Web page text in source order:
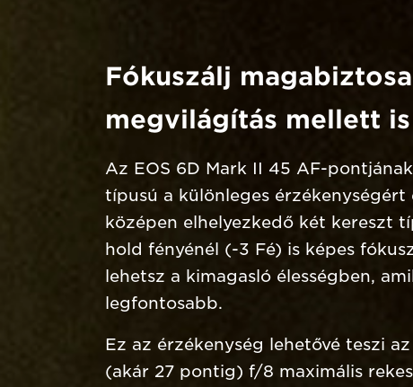
Fókuszálj
megvilágítás mellett is
Az EOS 6D Mark II 45 AF-
típusú a különleges érzékenységért
középen elhelyezkedő két kereszt
hold fényénél (-3 Fé) is képes
lehetsz a kimagasló élességben,
legfontosabb.
Ez az érzékenység lehetővé teszi
(akár 27 pontig) f/8 maximális